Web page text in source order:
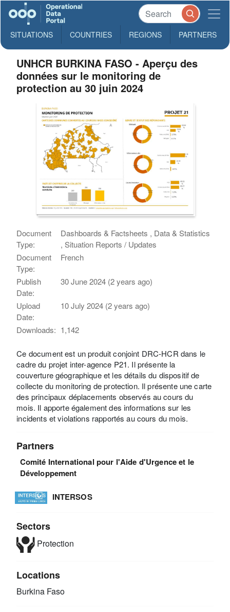
SITUATIONS COUNTRIES REGIONS PARTNERS
UNHCR BURKINA FASO - Aperçu des
données sur le monitoring de
protection au 30 juin 2024
Document
Type:
Dashboards & Factsheets , Data & Statistics
, Situation Reports / Updates
Document
Type:
French
Publish
Date:
30 June 2024 (2 years ago)
Upload
Date:
10 July 2024 (2 years ago)
Downloads: 1,142
Ce document est un produit conjoint DRC-HCR dans le
cadre du projet inter-agence P21. Il présente la
couverture géographique et les détails du dispositif de
collecte du monitoring de protection. Il présente une carte
des principaux déplacements observés au cours du
mois. Il apporte également des informations sur les
incidents et violations rapportés au cours du mois.
Partners
Comité International pour l'Aide d'Urgence et le
Développement
INTERSOS
Sectors
Protection
Locations
Burkina Faso